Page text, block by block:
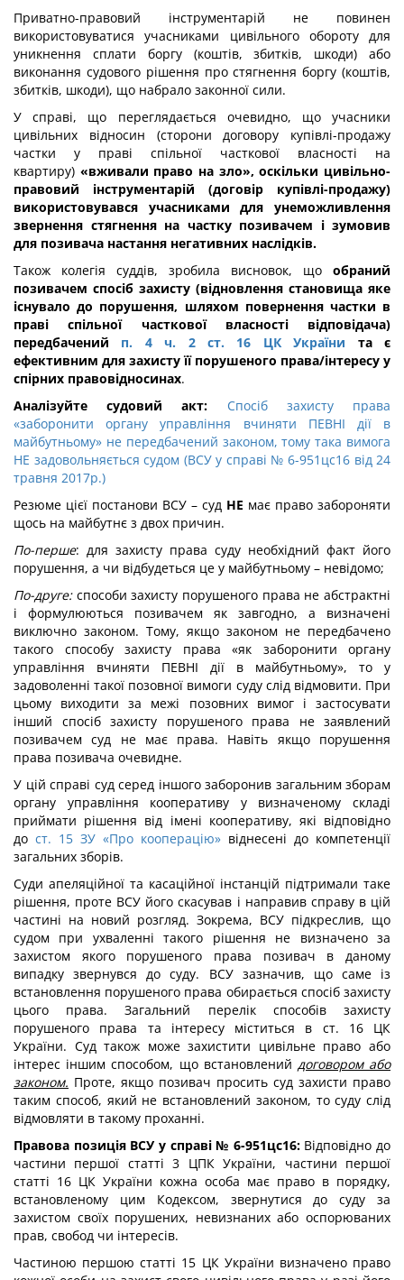
Приватно-правовий інструментарій не повинен
використовуватися учасниками цивільного обороту для
уникнення сплати боргу (коштів, збитків, шкоди) або
виконання судового рішення про стягнення боргу (коштів,
збитків, шкоди), що набрало законної сили.
У справі, що переглядається очевидно, що учасники
цивільних відносин (сторони договору купівлі-продажу
частки у праві спільної часткової власності на
квартиру) «вживали право на зло», оскільки цивільно-
правовий інструментарій (договір купівлі-продажу)
використовувався учасниками для унеможливлення
звернення стягнення на частку позивачем і зумовив
для позивача настання негативних наслідків.
Також колегія суддів, зробила висновок, що обраний
позивачем спосіб захисту (відновлення становища яке
існувало до порушення, шляхом повернення частки в
праві спільної часткової власності відповідача)
передбачений п. 4 ч. 2 ст. 16 ЦК України та є
ефективним для захисту її порушеного права/інтересу у
спірних правовідносинах.
Аналізуйте судовий акт:
Спосіб захисту права
«заборонити органу управління вчиняти ПЕВНІ дії в
майбутньому» не передбачений законом, тому така вимога
НЕ задовольняється судом (ВСУ у справі № 6-951цс16 від 24
травня 2017р.)
Резюме цієї постанови ВСУ – суд НЕ має право забороняти
щось на майбутнє з двох причин.
По-перше: для захисту права суду необхідний факт його
порушення, а чи відбудеться це у майбутньому – невідомо;
По-друге:способи захисту порушеного права не абстрактні
і формулюються позивачем як завгодно, а визначені
виключно законом. Тому, якщо законом не передбачено
такого способу захисту права «як заборонити органу
управління вчиняти ПЕВНІ дії в майбутньому», то у
задоволенні такої позовної вимоги суду слід відмовити. При
цьому виходити за межі позовних вимог і застосувати
інший спосіб захисту порушеного права не заявлений
позивачем суд не має права. Навіть якщо порушення
права позивача очевидне.
У цій справі суд серед іншого заборонив загальним зборам
органу управління кооперативу у визначеному складі
приймати рішення від імені кооперативу, які відповідно
до ст. 15 ЗУ «Про кооперацію» віднесені до компетенції
загальних зборів.
Суди апеляційної та касаційної інстанцій підтримали таке
рішення, проте ВСУ його скасував і направив справу в цій
частині на новий розгляд. Зокрема, ВСУ підкреслив, що
судом при ухваленні такого рішення не визначено за
захистом якого порушеного права позивач в даному
випадку звернувся до суду. ВСУ зазначив, що саме із
встановлення порушеного права обирається спосіб захисту
цього права. Загальний перелік способів захисту
порушеного права та інтересу міститься в ст. 16 ЦК
України. Суд також може захистити цивільне право або
інтерес іншим способом, що встановлений договором або
законом. Проте, якщо позивач просить суд захисти право
таким способ, який не встановлений законом, то суду слід
відмовляти в такому проханні.
Правова позиція ВСУ у справі № 6-951цс16: Відповідно до
частини першої статті 3 ЦПК України, частини першої
статті 16 ЦК України кожна особа має право в порядку,
встановленому цим Кодексом, звернутися до суду за
захистом своїх порушених, невизнаних або оспорюваних
прав, свобод чи інтересів.
Частиною першою статті 15 ЦК України визначено право